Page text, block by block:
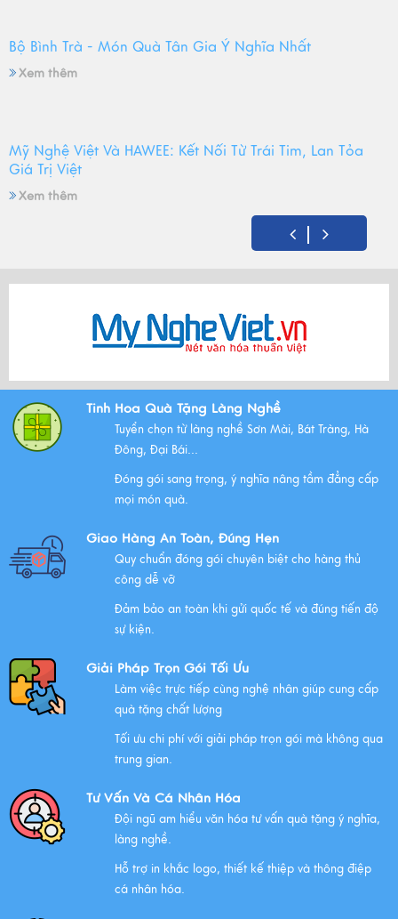
Bộ Bình Trà - Món Quà Tân Gia Ý Nghĩa Nhất
Xem thêm
Mỹ Nghệ Việt Và HAWEE: Kết Nối Từ Trái Tim, Lan Tỏa
Giá Trị Việt
Xem thêm
Bộ Tam Sự Là Gì ? Bộ Tam Sự Có Ý Nghĩa Như Thế Nào
Trong Văn Hóa Thờ Cúng?
Xem thêm
Xem thêm
Chúc mừng chị Nguyễn Thị Nhựt Phượng - giám đốc
Xem thêm
Chính Sách Quyền Riêng Tư Tại Mỹ Nghệ Việt
NHỮNG ĐẶC ĐIỂM CỦA HÀNG THỦ CÔNG MỸ NGHỆ
Tinh Hoa Quà Tặng Làng Nghề
Tuyển chọn từ làng nghề Sơn Mài, Bát Tràng, Hà
Đông, Đại Bái...
Đóng gói sang trọng, ý nghĩa nâng tầm đẳng cấp
mọi món quà.
Giao Hàng An Toàn, Đúng Hẹn
Quy chuẩn đóng gói chuyên biệt cho hàng thủ
công dễ vỡ
Đảm bảo an toàn khi gửi quốc tế và đúng tiến độ
sự kiện.
Giải Pháp Trọn Gói Tối Ưu
Làm việc trực tiếp cùng nghệ nhân giúp cung cấp
quà tặng chất lượng
Tối ưu chi phí với giải pháp trọn gói mà không qua
trung gian.
Tư Vấn Và Cá Nhân Hóa
Đội ngũ am hiểu văn hóa tư vấn quà tặng ý nghĩa,
làng nghề.
Hỗ trợ in khắc logo, thiết kế thiệp và thông điệp
cá nhân hóa.